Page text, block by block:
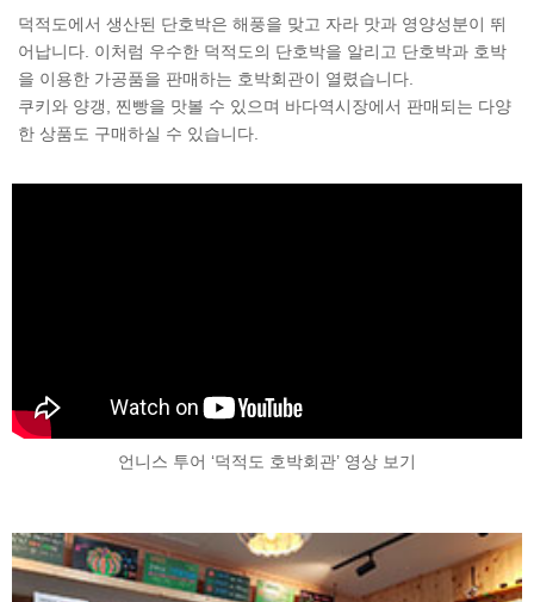
덕적도에서 생산된 단호박은 해풍을 맞고 자라 맛과 영양성분이 뛰
어납니다. 이처럼 우수한 덕적도의 단호박을 알리고 단호박과 호박
을 이용한 가공품을 판매하는 호박회관이 열렸습니다.
쿠키와 양갱, 찐빵을 맛볼 수 있으며 바다역시장에서 판매되는 다양
한 상품도 구매하실 수 있습니다.
언니스 투어 ‘덕적도 호박회관’ 영상 보기